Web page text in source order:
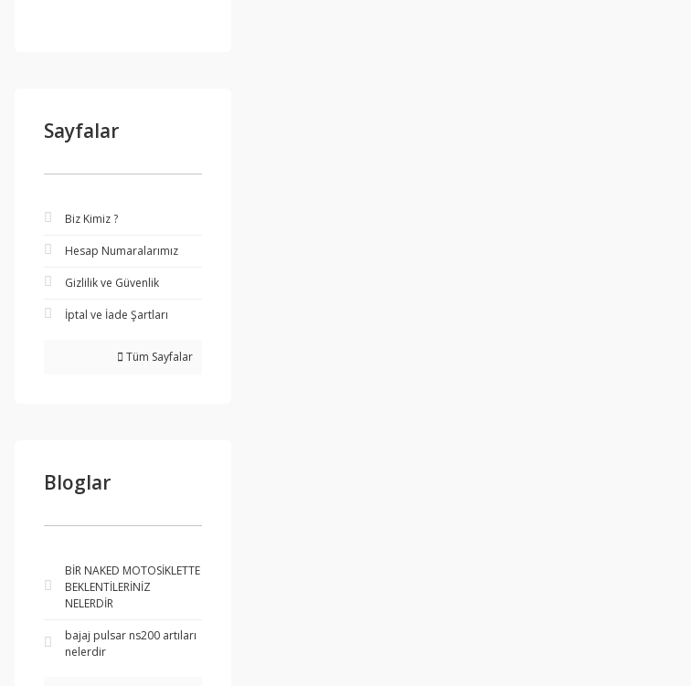
Sayfalar
Biz Kimiz ?
Hesap Numaralarımız
Gizlilik ve Güvenlik
İptal ve İade Şartları
Tüm Sayfalar
Bloglar
BİR NAKED MOTOSİKLETTE
BEKLENTİLERİNİZ
NELERDİR
bajaj pulsar ns200 artıları
nelerdir